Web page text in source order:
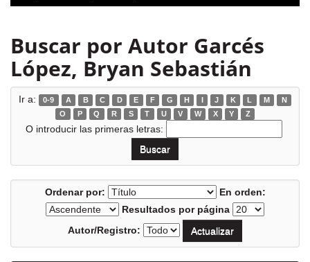
Buscar por Autor Garcés
López, Bryan Sebastián
Ir a: 0-9 A B C D E F G H I J K L M
N
O
P Q R S T U V W X Y Z
O introducir las primeras letras:
Ordenar por:
En orden:
Resultados por página
Autor/Registro: